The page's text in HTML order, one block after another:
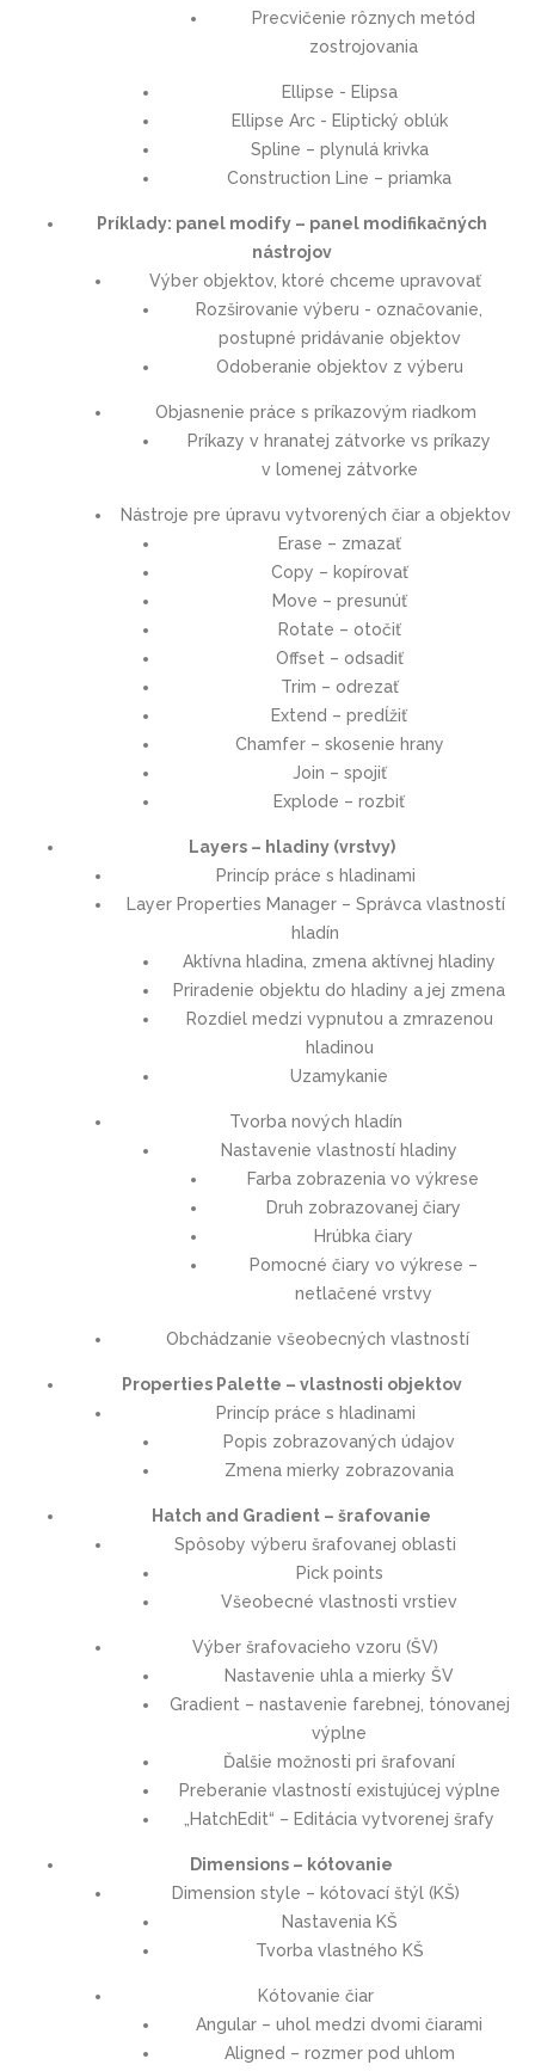
Precvičenie rôznych metód
zostrojovania
Ellipse - Elipsa
Ellipse Arc - Eliptický oblúk
Spline – plynulá krivka
Construction Line – priamka
Príklady: panel modify – panel modifikačných
nástrojov
Výber objektov, ktoré chceme upravovať
Rozširovanie výberu - označovanie,
postupné pridávanie objektov
Odoberanie objektov z výberu
Objasnenie práce s príkazovým riadkom
Príkazy v hranatej zátvorke vs príkazy
v lomenej zátvorke
Nástroje pre úpravu vytvorených čiar a objektov
Erase – zmazať
Copy – kopírovať
Move – presunúť
Rotate – otočiť
Offset – odsadiť
Trim – odrezať
Extend – predĺžiť
Chamfer – skosenie hrany
Join – spojiť
Explode – rozbiť
Layers – hladiny (vrstvy)
Princíp práce s hladinami
Layer Properties Manager – Správca vlastností
hladín
Aktívna hladina, zmena aktívnej hladiny
Priradenie objektu do hladiny a jej zmena
Rozdiel medzi vypnutou a zmrazenou
hladinou
Uzamykanie
Tvorba nových hladín
Nastavenie vlastností hladiny
Farba zobrazenia vo výkrese
Druh zobrazovanej čiary
Hrúbka čiary
Pomocné čiary vo výkrese –
netlačené vrstvy
Obchádzanie všeobecných vlastností
Properties Palette – vlastnosti objektov
Princíp práce s hladinami
Popis zobrazovaných údajov
Zmena mierky zobrazovania
Hatch and Gradient – šrafovanie
Spôsoby výberu šrafovanej oblasti
Pick points
Všeobecné vlastnosti vrstiev
Výber šrafovacieho vzoru (ŠV)
Nastavenie uhla a mierky ŠV
Gradient – nastavenie farebnej, tónovanej
výplne
Ďalšie možnosti pri šrafovaní
Preberanie vlastností existujúcej výplne
„HatchEdit“ – Editácia vytvorenej šrafy
Dimensions – kótovanie
Dimension style – kótovací štýl (KŠ)
Nastavenia KŠ
Tvorba vlastného KŠ
Kótovanie čiar
Angular – uhol medzi dvomi čiarami
Aligned – rozmer pod uhlom